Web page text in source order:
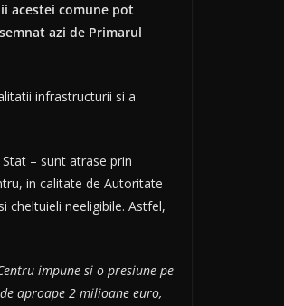
acestei comune pot
azi de Primarul
infrastructurii si a
– sunt atrase prin
in calitate de Autoritate
cheltuieli neeligibile. Astfel,
impune si o presiune pe
aproape 2 milioane euro,